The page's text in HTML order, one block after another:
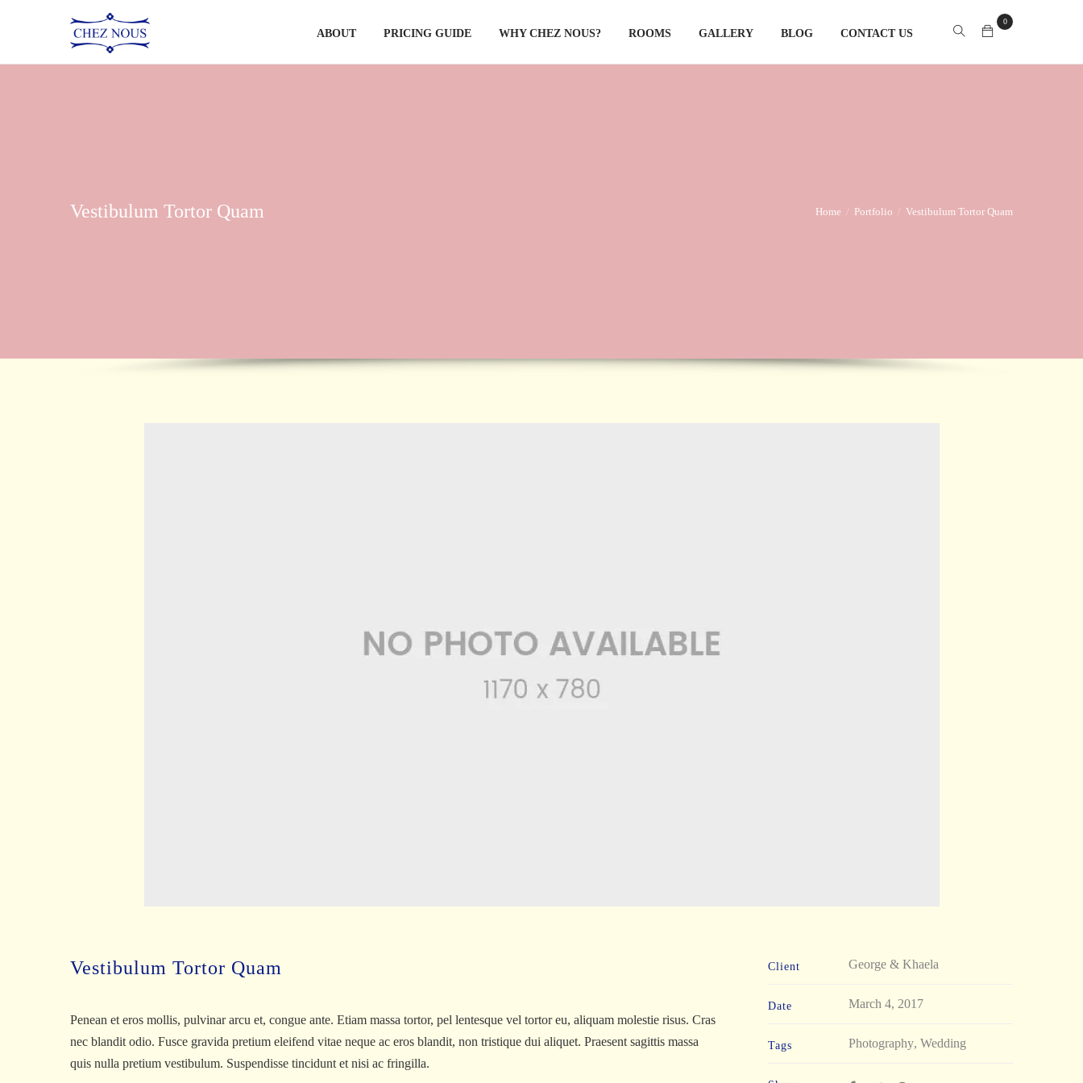
0
ABOUT PRICING GUIDE WHY CHEZ NOUS? ROOMS GALLERY BLOG CONTACT US
Vestibulum Tortor Quam Home Portfolio Vestibulum Tortor Quam
Vestibulum Tortor Quam
Penean et eros mollis, pulvinar arcu et, congue ante. Etiam massa tortor, pel lentesque vel tortor eu, aliquam molestie risus. Cras
nec blandit odio. Fusce gravida pretium eleifend vitae neque ac eros blandit, non tristique dui aliquet. Praesent sagittis massa
quis nulla pretium vestibulum. Suspendisse tincidunt et nisi ac fringilla.
Client George & Khaela
Date March 4, 2017
Tags Photography, Wedding